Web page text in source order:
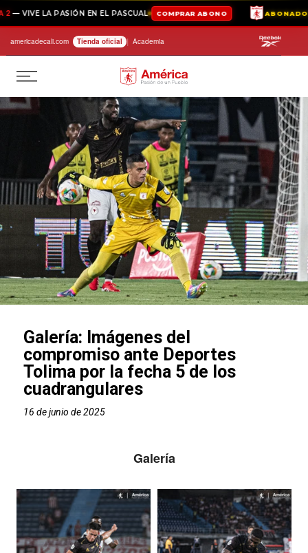
LA PASIÓN EN EL PASCUAL COMPRAR ABONO ABONADOS
Saltar
americadecali.com Tienda oficial⁣ | Academia
Galería: Imágenes del
compromiso ante Deportes
Tolima por la fecha 5 de los
cuadrangulares
16 de junio de 2025
Galería